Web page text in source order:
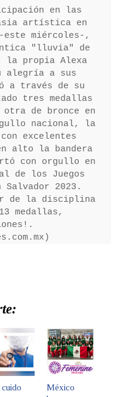
en las
artística en
este miércoles-,
"lluvia" de
la propia Alexa
alegría a sus
a través de su
tres medallas
de bronce en
nacional, la
excelentes
alto la bandera
con orgullo en
de los Juegos
Salvador 2023.
de la disciplina
medallas,
México